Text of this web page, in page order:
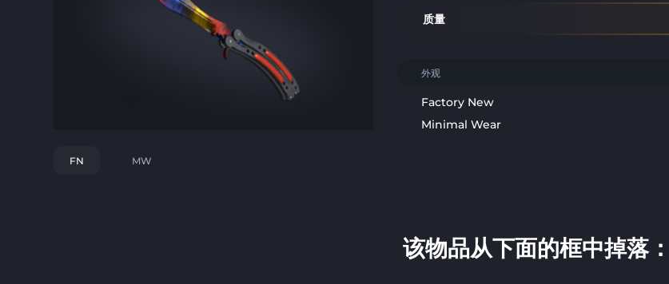
FN MW
质量
外观
Factory New
Minimal Wear
该物品从下面的框中掉落：